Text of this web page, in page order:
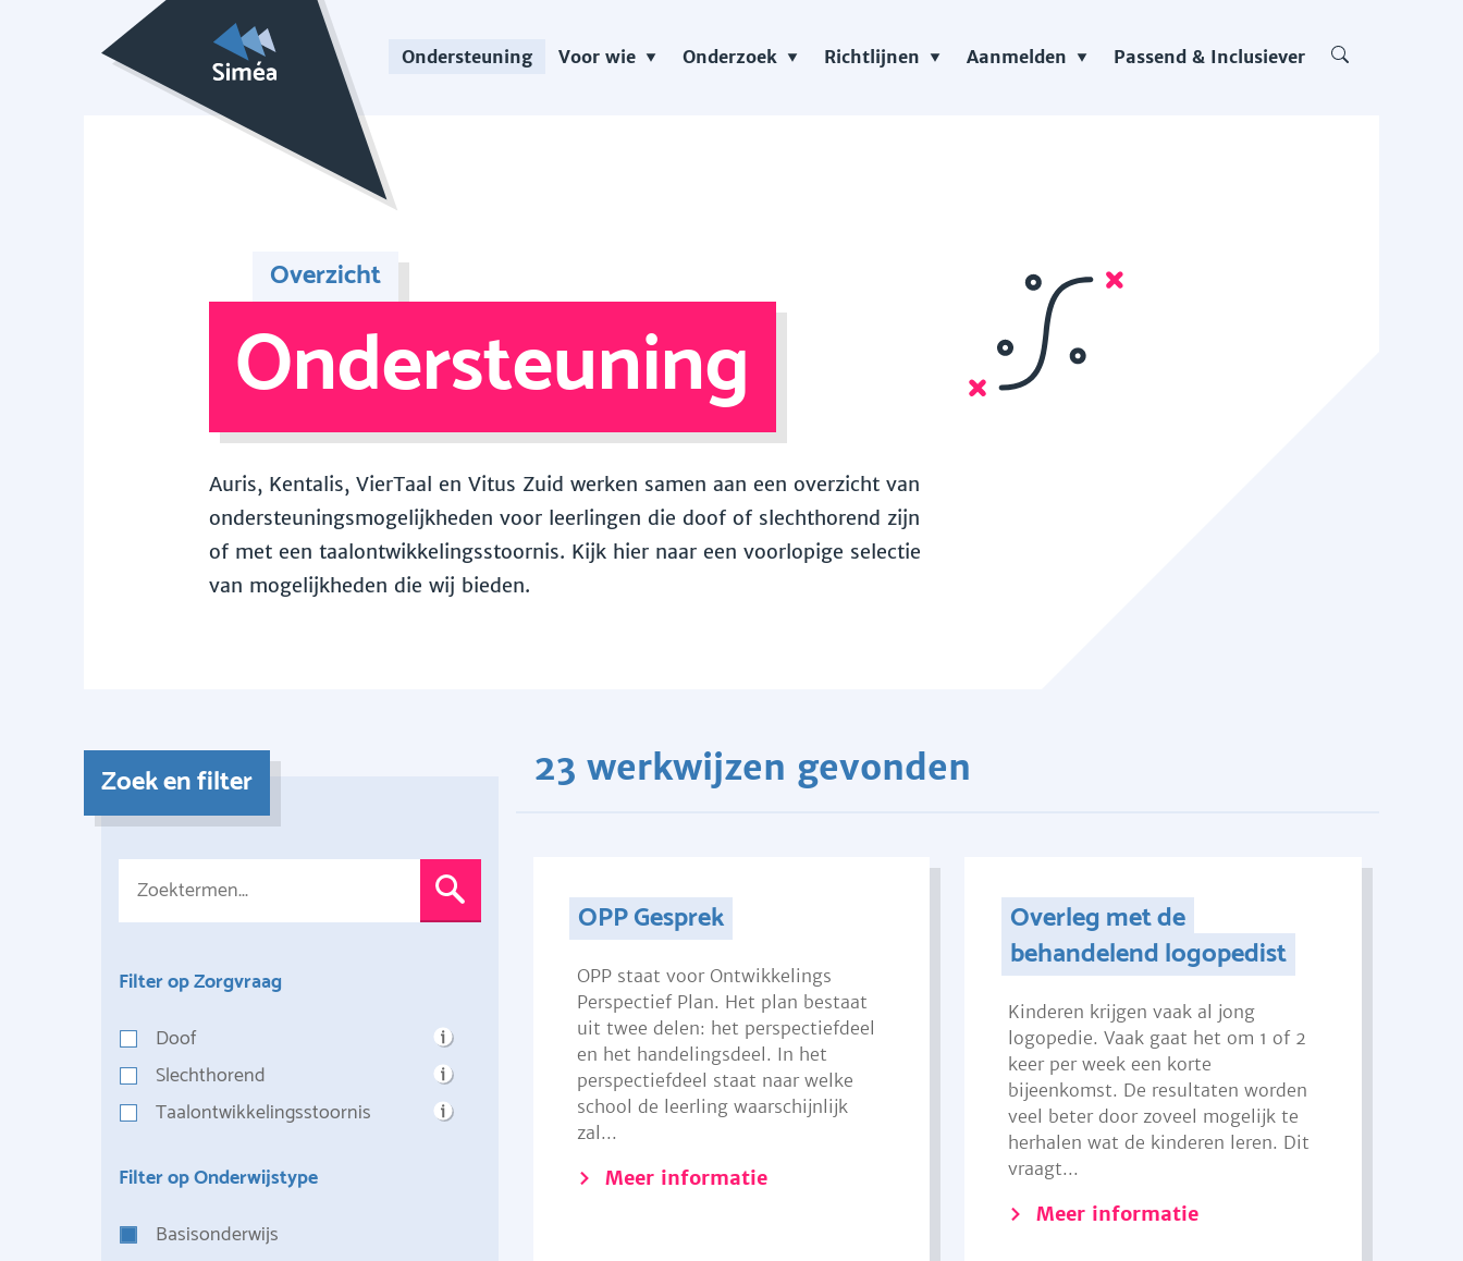
Ondersteuning Voor wie Onderzoek Richtlijnen Aanmelden Passend & Inclusiever
Overzicht
Ondersteuning
Auris, Kentalis, VierTaal en Vitus Zuid werken samen aan een overzicht van
ondersteuningsmogelijkheden voor leerlingen die doof of slechthorend zijn
of met een taalontwikkelingsstoornis. Kijk hier naar een voorlopige selectie
van mogelijkheden die wij bieden.
Zoek en filter
Filter op Zorgvraag
Doof
Slechthorend
Taalontwikkelingsstoornis
Filter op Onderwijstype
Basisonderwijs
23 werkwijzen gevonden
OPP Gesprek
OPP staat voor Ontwikkelings
Perspectief Plan. Het plan bestaat
uit twee delen: het perspectiefdeel
en het handelingsdeel. In het
perspectiefdeel staat naar welke
school de leerling waarschijnlijk
zal...
Meer informatie
Overleg met de
behandelend logopedist
Kinderen krijgen vaak al jong
logopedie. Vaak gaat het om 1 of 2
keer per week een korte
bijeenkomst. De resultaten worden
veel beter door zoveel mogelijk te
herhalen wat de kinderen leren. Dit
vraagt...
Meer informatie